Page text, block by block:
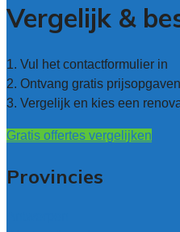
Vergelijk &
1. Vul het contactformulier in
2. Ontvang gratis prijsopgaven
3. Vergelijk en kies een
Gratis offertes vergelijken
Provincies